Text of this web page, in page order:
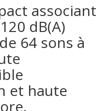
associant
dB(A)
64 sons à
et haute